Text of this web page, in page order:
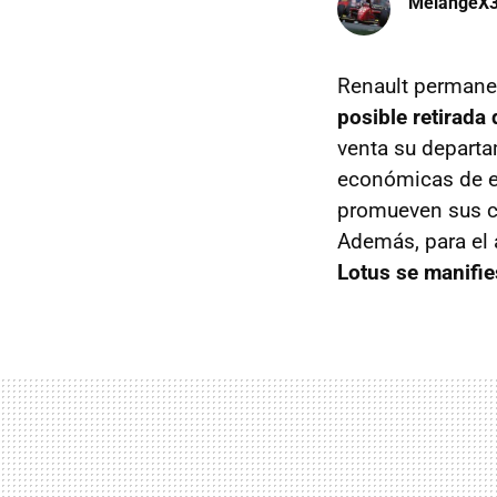
Renault
posible retirada
venta su
económicas de
promueven sus
Además, para el
Lotus se